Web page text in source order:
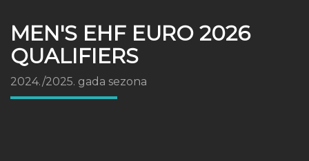
MEN'S EHF EURO 2026
QUALIFIERS
2024./2025. gada sezona